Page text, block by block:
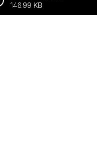
146.99 KB